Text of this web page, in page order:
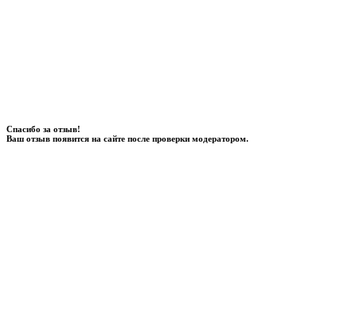
Спасибо за отзыв!
Ваш отзыв появится на сайте после проверки модератором.